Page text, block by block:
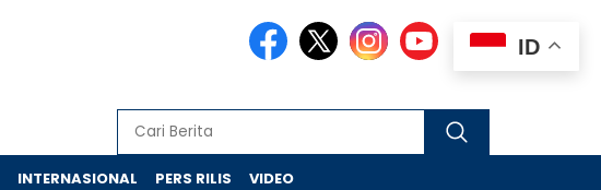
INTERNASIONAL PERS RILIS VIDEO
ID